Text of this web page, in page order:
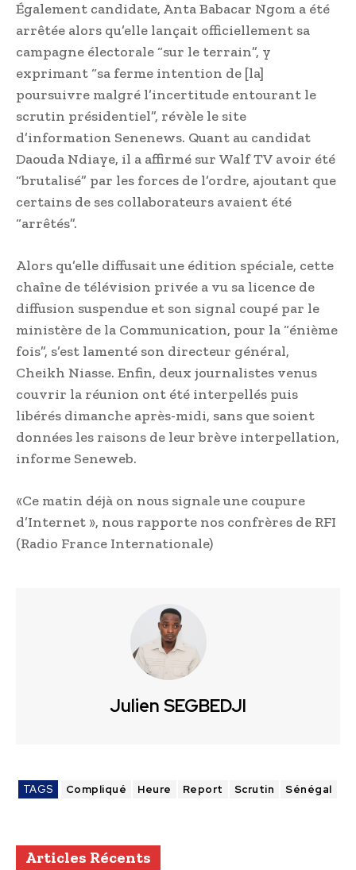
Également candidate, Anta Babacar Ngom a été
arrêtée alors qu’elle lançait officiellement sa
campagne électorale “sur le terrain”, y
exprimant “sa ferme intention de [la]
poursuivre malgré l’incertitude entourant le
scrutin présidentiel”, révèle le site
d’information Senenews. Quant au candidat
Daouda Ndiaye, il a affirmé sur Walf TV avoir été
“brutalisé” par les forces de l’ordre, ajoutant que
certains de ses collaborateurs avaient été
“arrêtés”.
Alors qu’elle diffusait une édition spéciale, cette
chaîne de télévision privée a vu sa licence de
diffusion suspendue et son signal coupé par le
ministère de la Communication, pour la “énième
fois”, s’est lamenté son directeur général,
Cheikh Niasse. Enfin, deux journalistes venus
couvrir la réunion ont été interpellés puis
libérés dimanche après-midi, sans que soient
données les raisons de leur brève interpellation,
informe Seneweb.
«Ce matin déjà on nous signale une coupure
d’Internet », nous rapporte nos confrères de RFI
(Radio France Internationale)
Julien SEGBEDJI
TAGS Compliqué Heure Report Scrutin Sénégal
Articles Récents